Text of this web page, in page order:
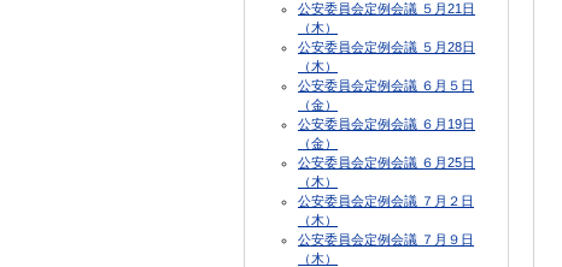
公安委員会定例会議 ５月21日
（木）
公安委員会定例会議 ５月28日
（木）
公安委員会定例会議 ６月５日
（金）
公安委員会定例会議 ６月19日
（金）
公安委員会定例会議 ６月25日
（木）
公安委員会定例会議 ７月２日
（木）
公安委員会定例会議 ７月９日
（木）